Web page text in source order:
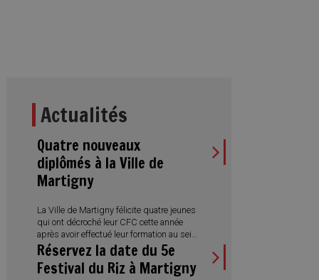
Actualités
Quatre nouveaux
diplômés à la Ville de
Martigny
La Ville de Martigny félicite quatre jeunes
qui ont décroché leur CFC cette année
après avoir effectué leur formation au sein
de l’Administration municipale. Des
réussites qui illustrent aussi la diversité
des métiers proposés et l’engagement
Réservez la date du 5e
Festival du Riz à Martigny